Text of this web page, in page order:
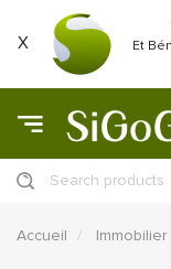
X
Et
Search products
Accueil Immobilier